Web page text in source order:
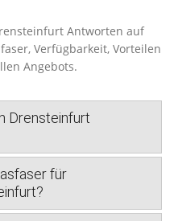
Antworten auf
Verfügbarkeit, Vorteilen
Angebots.
Drensteinfurt
für